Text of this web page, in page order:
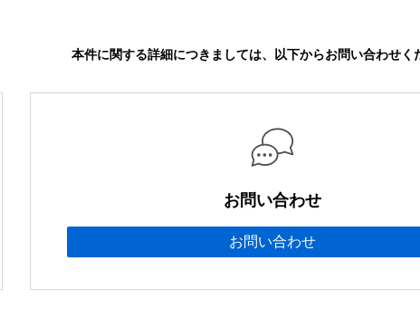
本件に関する詳細につきましては、以下からお問い合わせく
お問い合わせ
お問い合わせ